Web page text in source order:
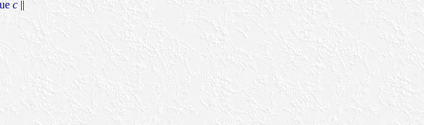
c ||